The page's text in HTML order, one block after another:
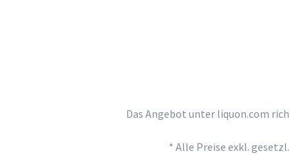
Das Angebot unter liquon.com
* Alle Preise exkl.